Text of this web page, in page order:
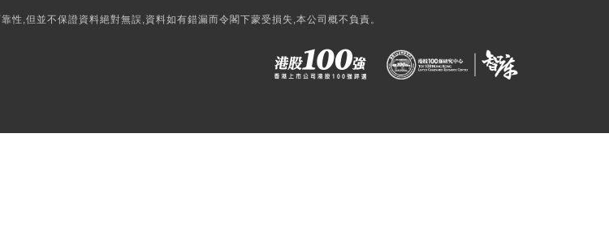
,但並不保證資料絕對無誤,資料如有錯漏而令閣下蒙受損失,本公司概不負責。